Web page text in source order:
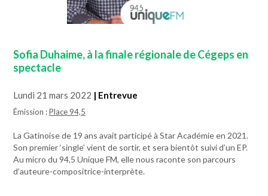
Sofia Duhaime, à la finale régionale de Cégeps en
spectacle
Lundi 21 mars 2022 | Entrevue
Émission :Place 94,5
La Gatinoise de 19 ans avait participé à Star Académie en 2021.
Son premier ‘single’ vient de sortir, et sera bientôt suivi d’un EP.
Au micro du 94,5 Unique FM, elle nous raconte son parcours
d’auteure-compositrice-interprète.